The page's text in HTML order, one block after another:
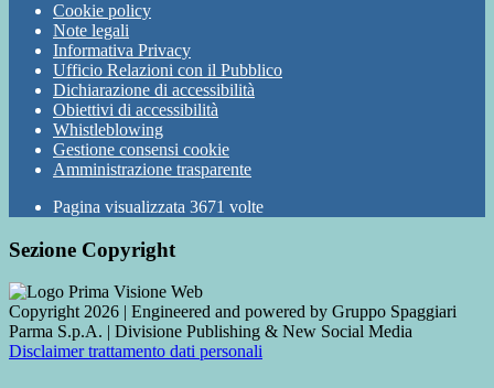
Cookie policy
Note legali
Informativa Privacy
Ufficio Relazioni con il Pubblico
Dichiarazione di accessibilità
Obiettivi di accessibilità
Whistleblowing
Gestione consensi cookie
Amministrazione trasparente
Pagina visualizzata 3671 volte
Sezione Copyright
Copyright 2026 | Engineered and powered by Gruppo Spaggiari
Parma S.p.A. | Divisione Publishing & New Social Media
Disclaimer trattamento dati personali